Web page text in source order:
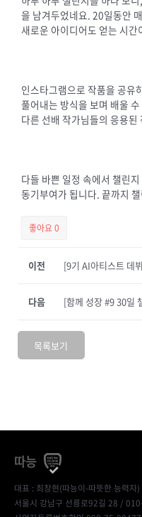
을 남겨두었네요. 20일동안
새로운 아이디어도 얻는 시간
인스타그램으로 작품을 공유
풀어내는 방식을 보며 배울
다른 선배 작가님들의 응용
다들 바쁜 일정 속에서 챌린
동기부여가 됩니다. 끝까지
좋아요0
이전 [9기 AI아티스트 데
[함께 성장 #9 30일
다음
목록보기
따능
대표 : 최창현(따능이-따뜻한 능력자)
서울시 강남구 선릉로92길 28 /